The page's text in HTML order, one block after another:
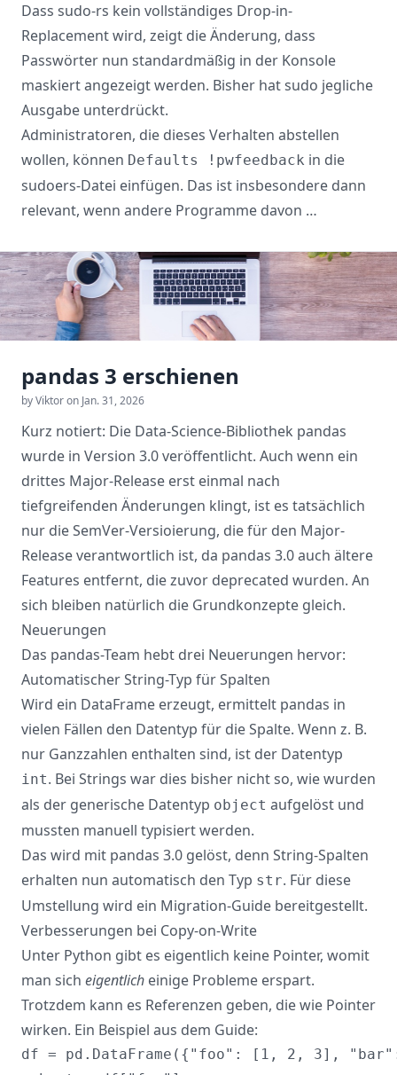
Dass sudo-rs kein vollständiges Drop-in-
Replacement wird, zeigt die Änderung, dass
Passwörter nun standardmäßig in der Konsole
maskiert angezeigt werden. Bisher hat sudo jegliche
Ausgabe unterdrückt.
Administratoren, die dieses Verhalten abstellen
wollen, können Defaults !pwfeedback in die
sudoers-Datei einfügen. Das ist insbesondere dann
relevant, wenn andere Programme davon …
pandas 3 erschienen
by Viktor on Jan. 31, 2026
Kurz notiert: Die Data-Science-Bibliothek pandas
wurde in Version 3.0 veröffentlicht. Auch wenn ein
drittes Major-Release erst einmal nach
tiefgreifenden Änderungen klingt, ist es tatsächlich
nur dieSemVer-Versioierung, die für den Major-
Release verantwortlich ist, da pandas 3.0 auch ältere
Features entfernt, die zuvor deprecated wurden. An
sich bleiben natürlich die Grundkonzepte gleich.
Neuerungen
Das pandas-Team hebt drei Neuerungen hervor:
Automatischer String-Typ für Spalten
Wird ein DataFrame erzeugt, ermittelt pandas in
vielen Fällen den Datentyp für die Spalte. Wenn z. B.
nur Ganzzahlen enthalten sind, ist der Datentyp
int. Bei Strings war dies bisher nicht so, wie wurden
als der generische Datentyp object aufgelöst und
mussten manuell typisiert werden.
Das wird mit pandas 3.0 gelöst, denn String-Spalten
erhalten nun automatisch den Typ str. Für diese
Umstellung wird ein Migration-Guide bereitgestellt.
Verbesserungen bei Copy-on-Write
Unter Python gibt es eigentlich keine Pointer, womit
man sich eigentlich einige Probleme erspart.
Trotzdem kann es Referenzen geben, die wie Pointer
wirken. Ein Beispiel aus dem Guide:
df = pd.DataFrame({"foo": [1, 2, 3],